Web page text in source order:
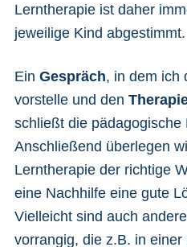
Lerntherapie ist daher
jeweilige Kind abgestimmt.
Ein Gespräch, in dem ich
vorstelle und den
schließt die pädagogische
Anschließend überlegen
Lerntherapie der richtige
eine Nachhilfe eine gute
Vielleicht sind auch
vorrangig, die z.B. in